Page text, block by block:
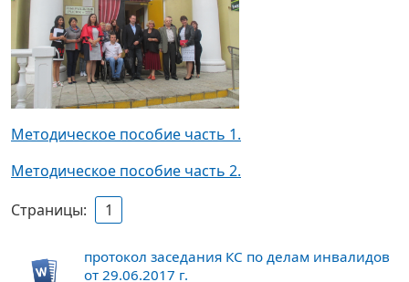
Методическое пособие часть 1.
Методическое пособие часть 2.
Страницы:
1
протокол заседания КС по делам инвалидов
от 29.06.2017 г.